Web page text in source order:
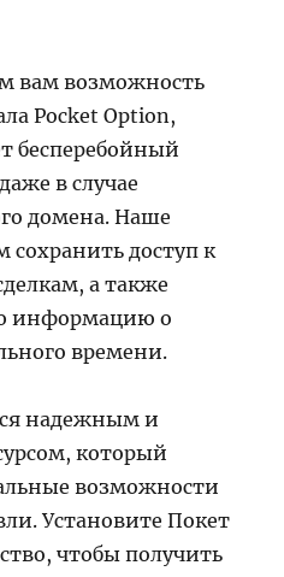
вам возможность
Pocket Option,
бесперебойный
в случае
домена. Наше
сохранить доступ к
а также
информацию о
времени.
надежным и
который
возможности
Установите Покет
чтобы получить